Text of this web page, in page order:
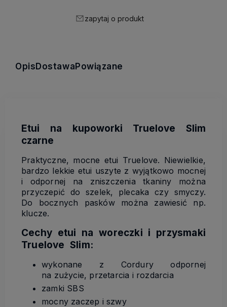
zapytaj o produkt
OpisDostawaPowiązane
Etui na kupoworki Truelove Slim
czarne
Praktyczne, mocne etui Truelove. Niewielkie,
bardzo lekkie etui uszyte z wyjątkowo mocnej
i odpornej na zniszczenia tkaniny można
przyczepić do szelek, plecaka czy smyczy.
Do bocznych pasków można zawiesić np.
klucze.
Cechy etui na woreczki i przysmaki
Truelove Slim:
wykonane z Cordury odpornej
na zużycie, przetarcia i rozdarcia
zamki SBS
mocny zaczep i szwy